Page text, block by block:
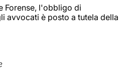
Forense, l'obbligo di
avvocati è posto a tutela della